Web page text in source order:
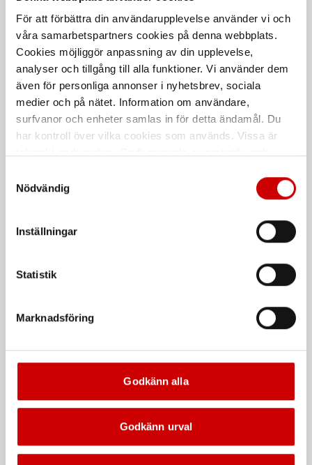
För att förbättra din användarupplevelse använder vi och
våra samarbetspartners cookies på denna webbplats.
Cookies möjliggör anpassning av din upplevelse,
analyser och tillgång till alla funktioner. Vi använder dem
även för personliga annonser i nyhetsbrev, sociala
medier och på nätet. Information om användare,
surfvanor och enheter samlas in för detta ändamål. Du
har kontroll över vilka cookies som används. Vissa är
länder utanför EU med olika dataskyddsnormer. Genom
att godkänna samtycker du till sådana överföringar. Läs
Nödvändig
Inställningar
Statistik
Marknadsföring
Godkänn alla
Godkänn urval
WÜPOFAST A2 TFX HG
Helgängad träskruv med försänkt
huvud och PZ-spår
Rostfritt stål A2
Träskruv ASSY® 4 Nordic
Träskruv Nordic C4 härdat stål,
Stål
Nordic C4
Träskruv av rostfritt stål A2,
Rostfritt stål A2
Träskruv av rostfritt stål (A4),
Rostfritt syrafast stål A4
De som köpte, köpte även
Kampanj